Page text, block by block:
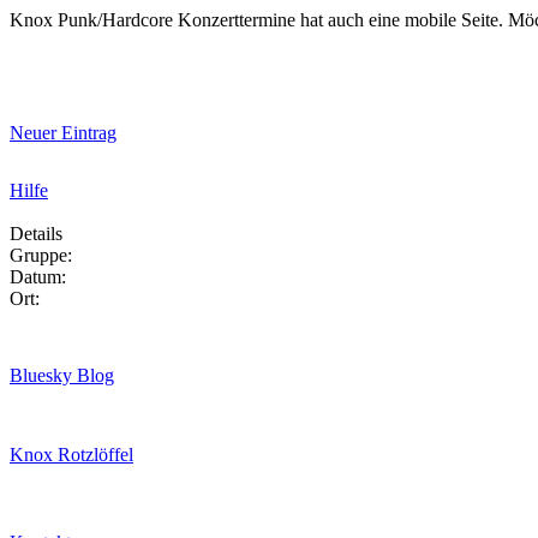
Knox Punk/Hardcore Konzerttermine hat auch eine mobile Seite.
Neuer Eintrag
Hilfe
Details
Gruppe:
Datum:
Ort:
Bluesky Blog
Knox Rotzlöffel